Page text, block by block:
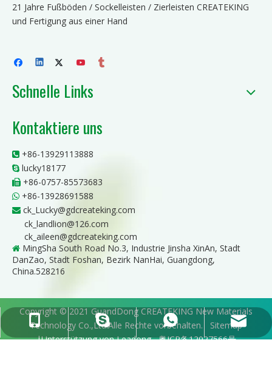
21 Jahre Fußböden / Sockelleisten / Zierleisten CREATEKING
und Fertigung aus einer Hand
+86-13929113888
lucky18177
+86-13928691588
ck_Lucky@gdcreateking.com
Schnelle Links
Kontaktiere uns
 +86-13929113888
 lucky18177
 +86-0757-85573683
 +86-13928691588
 ck_Lucky@gdcreateking.com
ck_landlion@126.com
ck_aileen@gdcreateking.com
 MingSha South Road No.3, Industrie Jinsha XinAn, Stadt
DanZao, Stadt Foshan, Bezirk NanHai, Guangdong,
China.528216
Copyright © 2021 GuandDong CREATEKING New Materials
Technology Co.,Ltd.Alle Rechte vorbehalten. Sitemap
|Unterstützung vonLeadong 粤ICP备12027566号